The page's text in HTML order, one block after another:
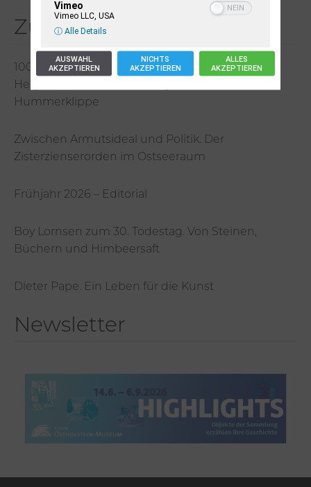
Zuletzt erschienen
100 Jahre James Krüss. Ein Dichterwettstreit auf
Helgoland oder Sieben Helgas auf der
Hummerklippe
Zwischen Armutsideal und Politik. Der
Zisterzienserorden im Ostseeraum
Frühjahr 2026 – Editorial
Boy Lornsen zum 30. Todestag. Von Steinen,
Büchern und Himbeersaft
Dieter Pape. Ein Leben für die Kunst
Newsletter
Vimeo
Vimeo LLC, USA
ⓘ Alle Details
AUSWAHL
AKZEPTIEREN
NICHTS
AKZEPTIEREN
ALLES
AKZEPTIEREN